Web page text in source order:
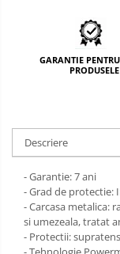
GARANTIE
PRODUSELE
Descriere
- Garantie: 7 ani
- Grad de protectie:
- Carcasa metalica:
si umezeala, tratat
- Protectii: